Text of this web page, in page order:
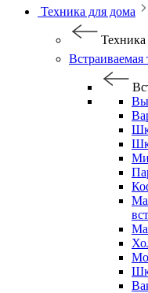
Техника для дома
Техника
Встраиваемая